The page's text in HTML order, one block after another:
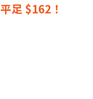
平足 $162！